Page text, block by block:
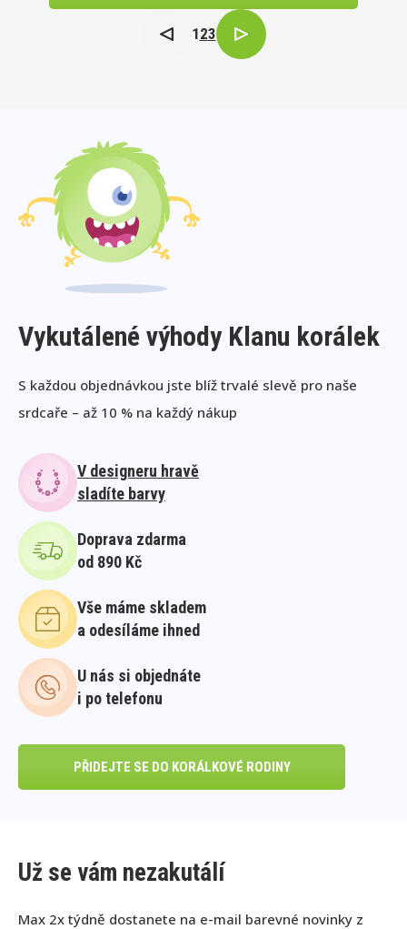
123
Vykutálené výhody Klanu korálek
S každou objednávkou jste blíž trvalé slevě pro naše
srdcaře – až 10 % na každý nákup
V designeru hravě
sladíte barvy
Doprava zdarma
od 890 Kč
Vše máme skladem
a odesíláme ihned
U nás si objednáte
i po telefonu
PŘIDEJTE SE DO KORÁLKOVÉ RODINY
Už se vám nezakutálí
Max 2x týdně dostanete na e-mail barevné novinky z